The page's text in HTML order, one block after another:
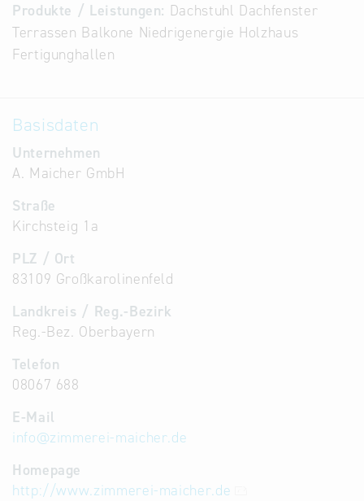
Datenbanken
Alternative
Produkte / Leistungen: Dachstuhl Dachfenster
Terrassen Balkone Niedrigenergie Holzhaus
Fertigunghallen
Basisdaten
Unternehmen
A. Maicher GmbH
Straße
Kirchsteig 1a
PLZ / Ort
83109 Großkarolinenfeld
Landkreis / Reg.-Bezirk
Reg.-Bez. Oberbayern
Telefon
08067 688
E-Mail
info@zimmerei-maicher.de
Homepage
http://www.zimmerei-maicher.de